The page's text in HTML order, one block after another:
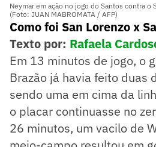
Neymar em ação no jogo do Santos contra o
(Foto: JUAN MABROMATA / AFP)
Como foi San Lorenzo x
Texto por: Rafaela
Em 13 minutos de jogo, o
Brazão já havia feito duas
sendo uma em cima da
o placar continuasse no
26 minutos, um vacilo de